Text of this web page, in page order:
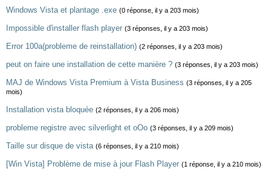
Windows Vista et plantage .exe (0 réponse, il y a 203 mois)
Impossible d'installer flash player (3 réponses, il y a 203 mois)
Error 100a(probleme de reinstallation) (2 réponses, il y a 203 mois)
peut on faire une installation de cette manière ? (3 réponses, il y a 203 mois)
MAJ de Windows Vista Premium à Vista Business (3 réponses, il y a 205
mois)
Installation vista bloquée (2 réponses, il y a 206 mois)
probleme registre avec silverlight et oOo (3 réponses, il y a 209 mois)
Taille sur disque de vista (6 réponses, il y a 210 mois)
[Win Vista] Problème de mise à jour Flash Player (1 réponse, il y a 210 mois)